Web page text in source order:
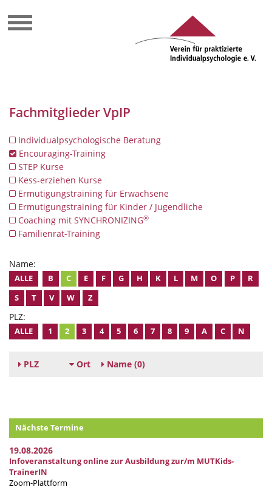
Fachmitglieder VpIP
Individualpsychologische Beratung
Encouraging-Training
STEP Kurse
Kess-erziehen Kurse
Ermutigungstraining für Erwachsene
Ermutigungstraining für Kinder / Jugendliche
Coaching mit SYNCHRONIZING®
Familienrat-Training
Name:
ALLE B C E F G H K L M O P
R
S
T V W Z
PLZ:
ALLE 1 2 3 4 5 6 7 8 9 A C N
PLZ Ort Name (0)
Nächste Termine
19.08.2026
Infoveranstaltung online zur Ausbildung zur/m MUTKids-
TrainerIN
Zoom-Plattform